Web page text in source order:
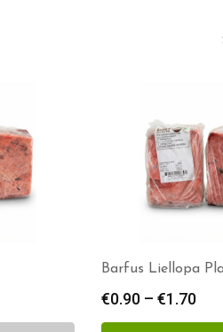
Barfus Liellopa
€0.90 – €1.70